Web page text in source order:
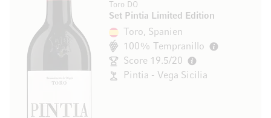
Toro DO
Set Pintia Limited Edition
Toro, Spanien
100% Tempranillo
Score 19.5/20
Pintia - Vega Sicilia